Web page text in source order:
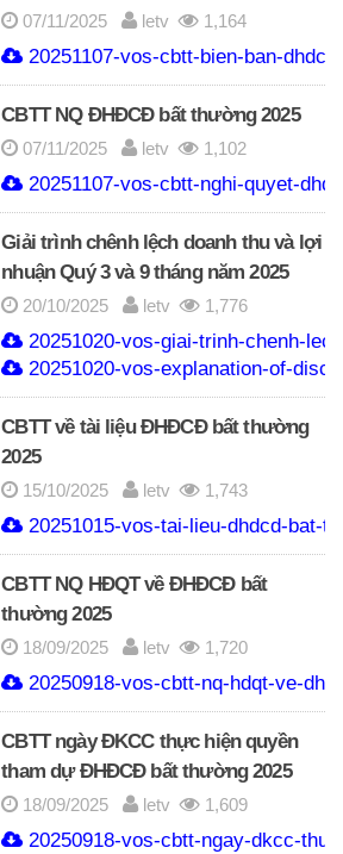
07/11/2025 letv 1,164
20251107-vos-cbtt-bien-ban-
CBTT NQ ĐHĐCĐ bất thường 2025
07/11/2025 letv 1,102
20251107-vos-cbtt-nghi-quyet-
Giải trình chênh lệch doanh thu và lợi
nhuận Quý 3 và 9 tháng năm 2025
20/10/2025 letv 1,776
20251020-vos-giai-trinh-chenh-
20251020-vos-explanation-of-
CBTT về tài liệu ĐHĐCĐ bất thường
2025
15/10/2025 letv 1,743
20251015-vos-tai-lieu-dhdcd-bat-
CBTT NQ HĐQT về ĐHĐCĐ bất
thường 2025
18/09/2025 letv 1,720
20250918-vos-cbtt-nq-hdqt-ve-
CBTT ngày ĐKCC thực hiện quyền
tham dự ĐHĐCĐ bất thường 2025
18/09/2025 letv 1,609
20250918-vos-cbtt-ngay-dkcc-